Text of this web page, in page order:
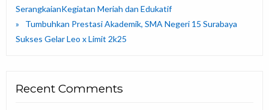
SerangkaianKegiatan Meriah dan Edukatif
Tumbuhkan Prestasi Akademik, SMA Negeri 15 Surabaya
Sukses Gelar Leo x Limit 2k25
Recent Comments